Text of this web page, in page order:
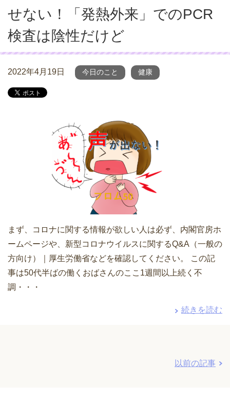
せない！「発熱外来」でのPCR
検査は陰性だけど
2022年4月19日 今日のこと 健康
まず、コロナに関する情報が欲しい人は必ず、内閣官房ホ
ームページや、新型コロナウイルスに関するQ&A（一般の
方向け）｜厚生労働省などを確認してください。 この記
事は50代半ばの働くおばさんのここ1週間以上続く不
調・・・
続きを読む
以前の記事